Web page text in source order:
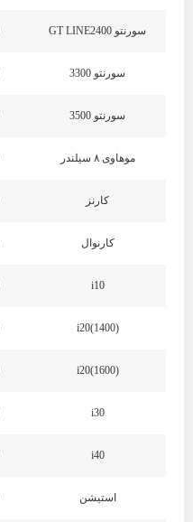
سورنتو GT LINE2400
سورنتو 3300
سورنتو 3500
موهاوی ۸ سیلندر
کارنز
کارنوال
i10
i20(1400)
i20(1600)
i30
i40
استیشن